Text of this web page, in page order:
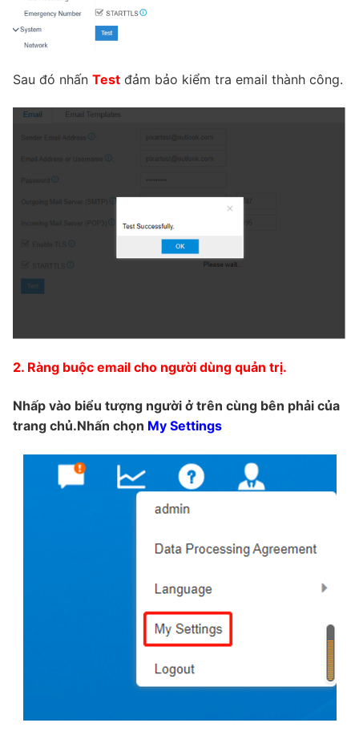
E1 / T1 / PRI VoIP Gateway
Sau đó nhấn Test đảm bảo kiểm tra email thành công.
2. Ràng buộc email cho người dùng quản trị.
Nhấp vào biểu tượng người ở trên cùng bên phải của
trang chủ.Nhấn chọn My Settings